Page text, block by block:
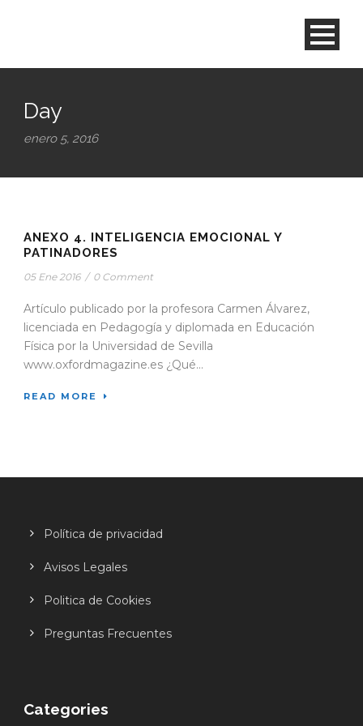
Day
enero 5, 2016
ANEXO 4. INTELIGENCIA EMOCIONAL Y
PATINADORES
05 Ene 2016 / 0 Comment
Artículo publicado por la profesora Carmen Álvarez,
licenciada en Pedagogía y diplomada en Educación
Física por la Universidad de Sevilla
www.oxfordmagazine.es ¿Qué...
READ MORE
Política de privacidad
Avisos Legales
Politica de Cookies
Preguntas Frecuentes
Categories